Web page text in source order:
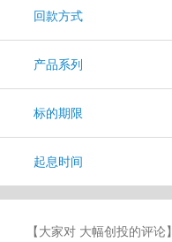
回款方式
产品系列
标的期限
起息时间
【大家对 大幅创投的评论】